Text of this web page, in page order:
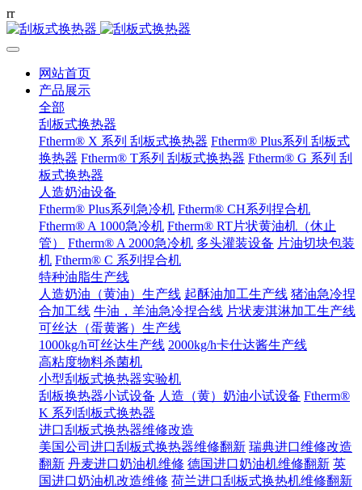
rr
网站首页
产品展示
全部
刮板式换热器
Ftherm® X 系列 刮板式换热器 Ftherm® Plus系列 刮板式
换热器 Ftherm® T系列 刮板式换热器 Ftherm® G 系列 刮
板式换热器
人造奶油设备
Ftherm® Plus系列急冷机 Ftherm® CH系列捏合机
Ftherm® A 1000急冷机 Ftherm® RT片状黄油机（休止
管）
Ftherm® A 2000急冷机 多头灌装设备 片油切块包装
机 Ftherm® C 系列捏合机
特种油脂生产线
人造奶油（黄油）生产线 起酥油加工生产线 猪油急冷捏
合加工线 牛油，羊油急冷捏合线 片状麦淇淋加工生产线
可丝达（蛋黄酱）生产线
1000kg/h可丝达生产线 2000kg/h卡仕达酱生产线
高粘度物料杀菌机
小型刮板式换热器实验机
刮板换热器小试设备 人造（黄）奶油小试设备 Ftherm®
K 系列刮板式换热器
进口刮板式换热器维修改造
美国公司进口刮板式换热器维修翻新 瑞典进口维修改造
翻新 丹麦进口奶油机维修 德国进口奶油机维修翻新 英
国进口奶油机改造维修 荷兰进口刮板式换热机维修翻新